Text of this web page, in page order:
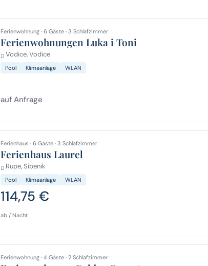
Ferienwohnung · 6 Gäste · 3 Schlafzimmer
Ferienwohnungen Luka i Toni
Vodice, Vodice
Pool Klimaanlage WLAN
auf Anfrage
Ferienhaus · 6 Gäste · 3 Schlafzimmer
Ferienhaus Laurel
Rupe, Sibenik
Pool Klimaanlage WLAN
114,75 €
ab / Nacht
Ferienwohnung · 4 Gäste · 2 Schlafzimmer